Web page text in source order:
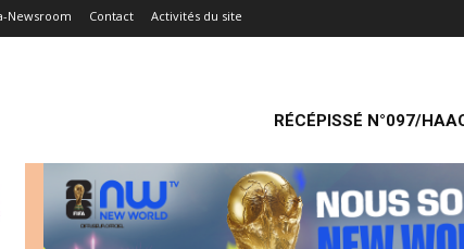
Newsroom Contact Activités du site
RÉCÉPISSÉ N°097/